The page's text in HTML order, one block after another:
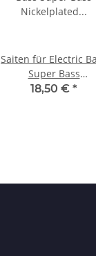
Saiten für Electric
Super Bass
Nickelplated Steel - 2
18,50 € *